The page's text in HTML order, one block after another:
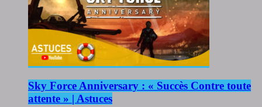
Sky Force Anniversary : « Succès Contre toute
attente » | Astuces